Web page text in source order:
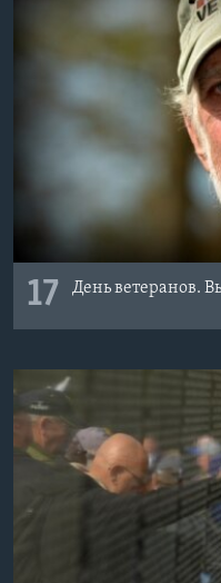
17 День ветеранов.